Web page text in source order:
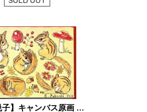
【福士悦子】キャンバス原画 「リスとキノコがいっぱい」1